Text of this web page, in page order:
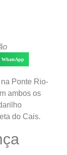
WhatsApp
Ponte Rio-
ambos os
do Cais.